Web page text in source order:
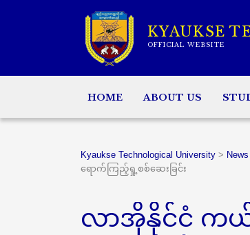
KYAUKSE
OFFICIAL WEBSITE
HOME ABOUT US
Kyaukse Technological University > News
ရောက်ကြည့်ရှု့စစ်ဆေးခြင်း
လာအိုနိုင်ငံ က